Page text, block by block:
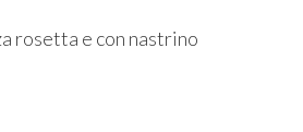
rosetta e con nastrino